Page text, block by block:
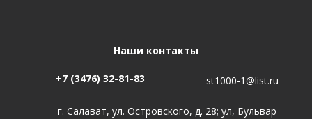
Наши контакты
+7 (3476) 32-81-83 st1000-1@list.ru
г. Салават, ул. Островского, д. 28; ул, Бульвар